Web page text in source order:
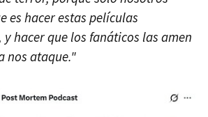
es hacer estas películas
hacer que los fanáticos las amen
nos ataque."